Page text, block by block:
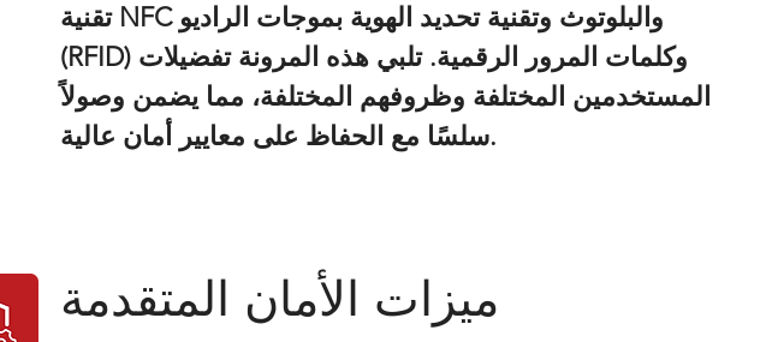
تقنية NFC والبلوتوث وتقنية تحديد الهوية بموجات الراديو
(RFID) وكلمات المرور الرقمية. تلبي هذه المرونة تفضيلات
المستخدمين المختلفة وظروفهم المختلفة، مما يضمن وصولاً
سلسًا مع الحفاظ على معايير أمان عالية.
ميزات الأمان المتقدمة